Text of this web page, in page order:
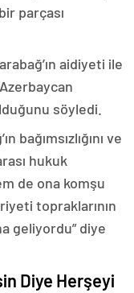
parçası
aidiyeti ile
söyledi.
bağımsızlığını ve
hukuk
de ona komşu
topraklarının
geliyordu” diye
Diye Herşeyi